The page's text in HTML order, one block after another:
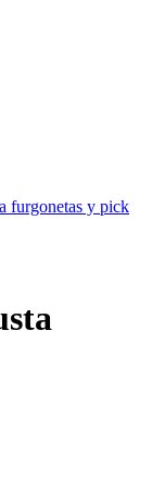
furgonetas y pick